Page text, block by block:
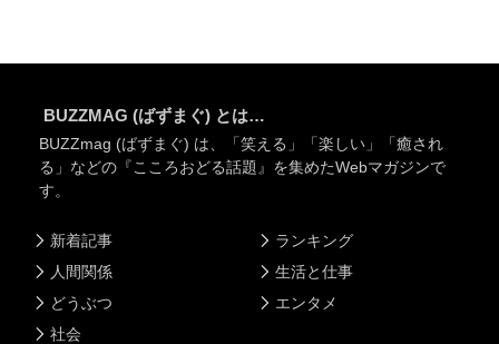
BUZZMAG (ばずまぐ) とは…
BUZZmag (ばずまぐ) は、「笑える」「楽しい」「癒され
る」などの『こころおどる話題』を集めたWebマガジンで
す。
新着記事
人間関係
どうぶつ
社会
ランキング
生活と仕事
エンタメ